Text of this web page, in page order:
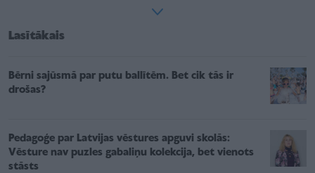
Lasītākais
Bērni sajūsmā par putu ballītēm. Bet cik tās ir
drošas?
Pedagoģe par Latvijas vēstures apguvi skolās:
Vēsture nav puzles gabaliņu kolekcija, bet vienots
stāsts